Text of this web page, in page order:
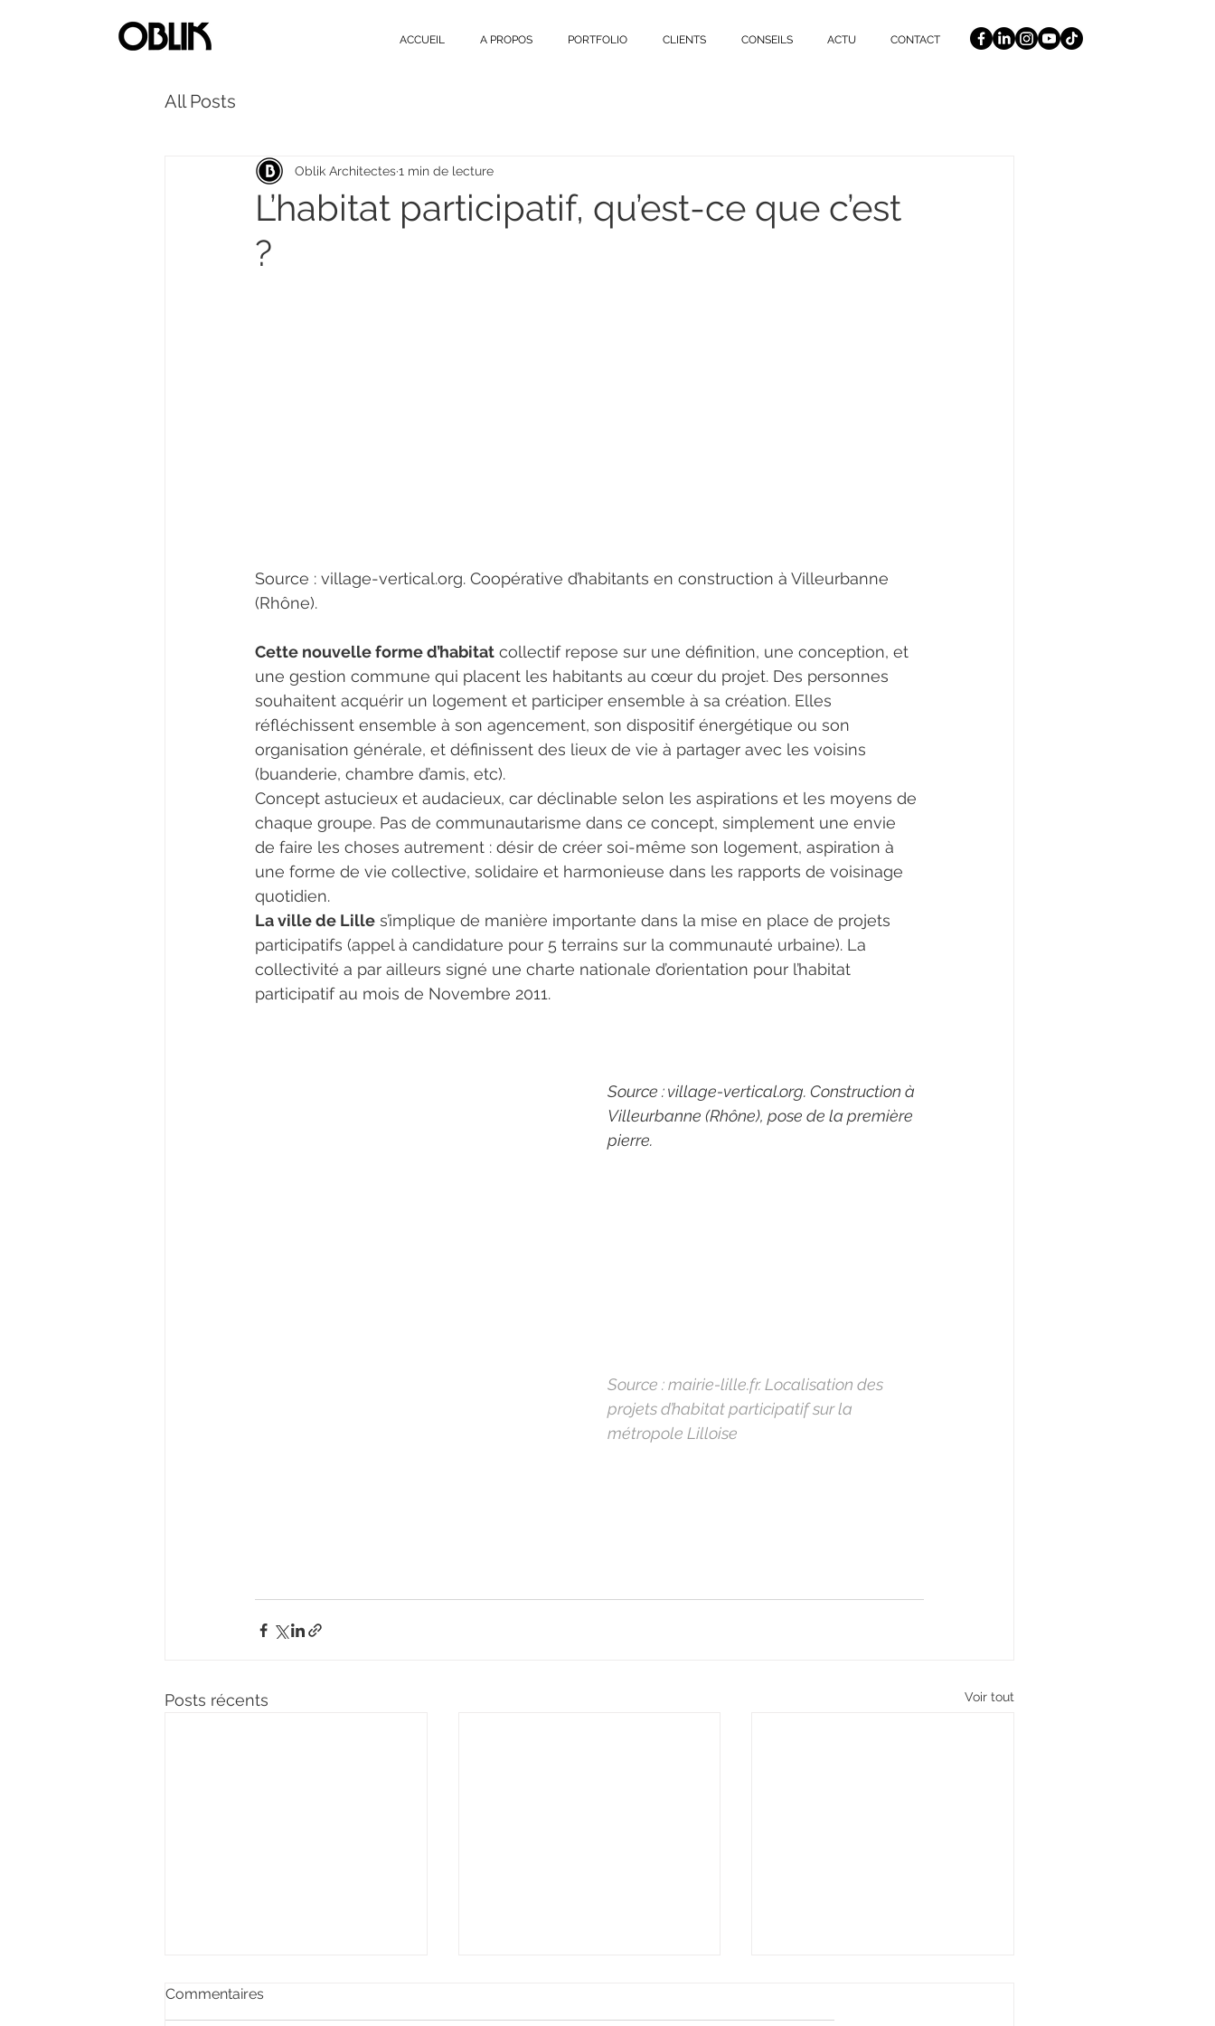
ACCUEIL A PROPOS PORTFOLIO CLIENTS CONSEILS ACTU CONTACT
All Posts
L’habitat participatif, qu’est-ce que c’est
?
Oblik Architectes1 min de lecture
Source : village-vertical.org. Coopérative d’habitants en construction à Villeurbanne
(Rhône).
Cette nouvelle forme d’habitat collectif repose sur une définition, une conception, et
une gestion commune qui placent les habitants au cœur du projet. Des personnes
souhaitent acquérir un logement et participer ensemble à sa création. Elles
réfléchissent ensemble à son agencement, son dispositif énergétique ou son
organisation générale, et définissent des lieux de vie à partager avec les voisins
(buanderie, chambre d’amis, etc).
Concept astucieux et audacieux, car déclinable selon les aspirations et les moyens de
chaque groupe. Pas de communautarisme dans ce concept, simplement une envie
de faire les choses autrement : désir de créer soi-même son logement, aspiration à
une forme de vie collective, solidaire et harmonieuse dans les rapports de voisinage
quotidien.
La ville de Lille s’implique de manière importante dans la mise en place de projets
participatifs (appel à candidature pour 5 terrains sur la communauté urbaine). La
collectivité a par ailleurs signé une charte nationale d’orientation pour l’habitat
participatif au mois de Novembre 2011.
Source : village-vertical.org. Construction à
Villeurbanne (Rhône), pose de la première
pierre.
Source : mairie-lille.fr. Localisation des
projets d’habitat participatif sur la
métropole Lilloise
Posts récents Voir tout
Commentaires